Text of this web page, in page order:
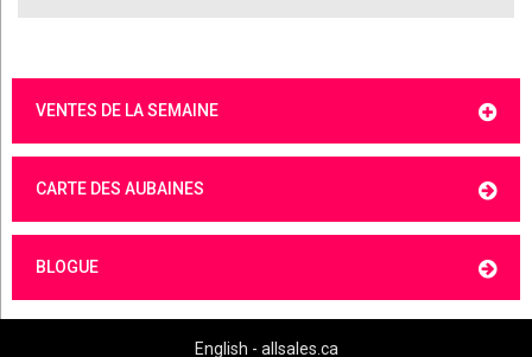
VENTES DE LA SEMAINE
CARTE DES AUBAINES
BLOGUE
English - allsales.ca